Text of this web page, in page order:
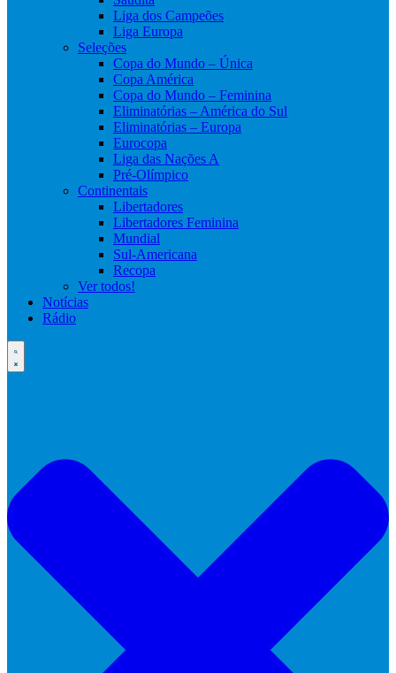
Liga dos Campeões
Liga Europa
Seleções
Copa do Mundo – Única
Copa América
Copa do Mundo – Feminina
Eliminatórias – América do Sul
Eliminatórias – Europa
Eurocopa
Liga das Nações A
Pré-Olímpico
Continentais
Libertadores
Libertadores Feminina
Mundial
Sul-Americana
Recopa
Ver todos!
Notícias
Rádio